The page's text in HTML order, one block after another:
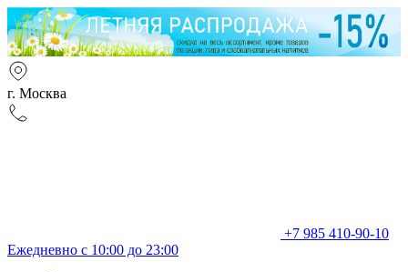
г. Москва
+7 985 410-90-10
Ежедневно с 10:00 до 23:00